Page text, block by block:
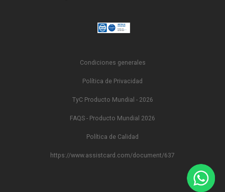
Condiciones generales
Política de Privacidad
TyC Producto Mundial - 2026
FAQS - Producto Mundial 2026
Política de Calidad
https://www.assistcard.com/document/637